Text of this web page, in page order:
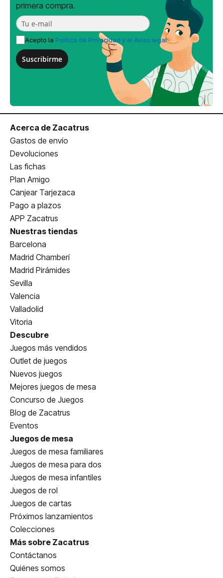
primera compra.
Acepto la Política de Privacidad y el Aviso legal
Suscribirme
Acerca de Zacatrus
Gastos de envío
Devoluciones
Las fichas
Plan Amigo
Canjear Tarjezaca
Pago a plazos
APP Zacatrus
Nuestras tiendas
Barcelona
Madrid Chamberí
Madrid Pirámides
Sevilla
Valencia
Valladolid
Vitoria
Descubre
Juegos más vendidos
Outlet de juegos
Nuevos juegos
Mejores juegos de mesa
Concurso de Juegos
Blog de Zacatrus
Eventos
Juegos de mesa
Juegos de mesa familiares
Juegos de mesa para dos
Juegos de mesa infantiles
Juegos de rol
Juegos de cartas
Próximos lanzamientos
Colecciones
Más sobre Zacatrus
Contáctanos
Quiénes somos